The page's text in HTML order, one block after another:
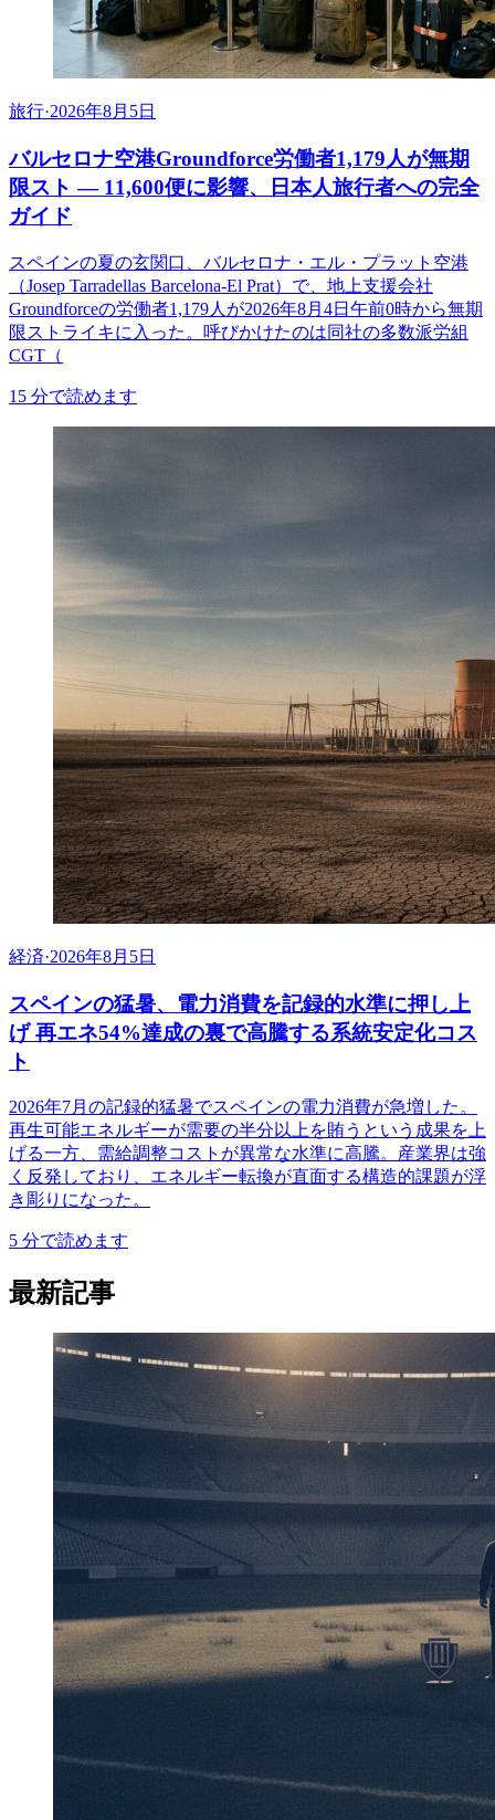
旅行·2026年8月5日
バルセロナ空港Groundforce労働者1,179人が無期
限スト ― 11,600便に影響、日本人旅行者への完全
ガイド
スペインの夏の玄関口、バルセロナ・エル・プラット空港
（Josep Tarradellas Barcelona-El Prat）で、地上支援会社
Groundforceの労働者1,179人が2026年8月4日午前0時から無期
限ストライキに入った。呼びかけたのは同社の多数派労組
CGT（
15 分で読めます
経済·2026年8月5日
スペインの猛暑、電力消費を記録的水準に押し上
げ 再エネ54%達成の裏で高騰する系統安定化コス
ト
2026年7月の記録的猛暑でスペインの電力消費が急増した。
再生可能エネルギーが需要の半分以上を賄うという成果を上
げる一方、需給調整コストが異常な水準に高騰。産業界は強
く反発しており、エネルギー転換が直面する構造的課題が浮
き彫りになった。
5 分で読めます
最新記事